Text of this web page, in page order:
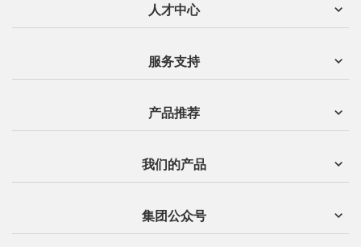
人才中心
服务支持
产品推荐
我们的产品
集团公众号